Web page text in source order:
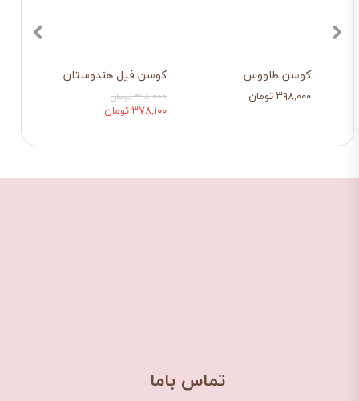
کوسن فیل هندوستان
۳۹۸,۰۰۰ تومان
۳۷۸,۱۰۰ تومان
کوسن طاووس
۳۹۸,۰۰۰ تومان
​تماس باما